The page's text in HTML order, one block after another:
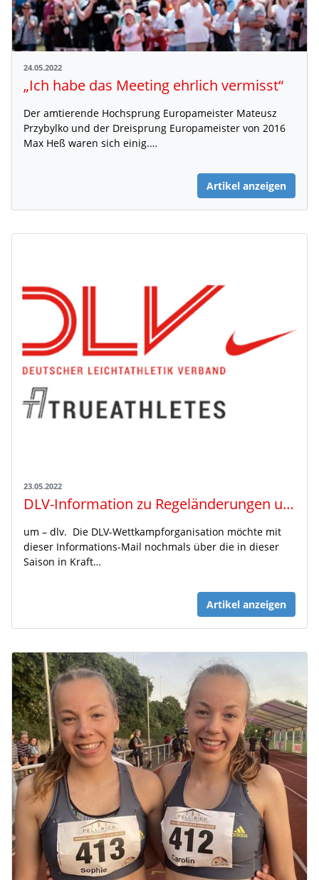
24.05.2022
„Ich habe das Meeting ehrlich vermisst“
Der amtierende Hochsprung Europameister Mateusz
Przybylko und der Dreisprung Europameister von 2016
Max Heß waren sich einig.…
Artikel anzeigen
23.05.2022
DLV-Information zu Regeländerungen und Veranstaltungshinweisen 2022
um – dlv. Die DLV-Wettkampforganisation möchte mit
dieser Informations-Mail nochmals über die in dieser
Saison in Kraft…
Artikel anzeigen